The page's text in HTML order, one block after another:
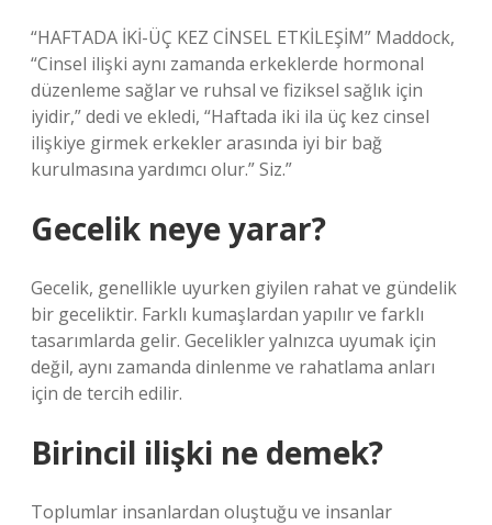
“HAFTADA İKİ-ÜÇ KEZ CİNSEL ETKİLEŞİM” Maddock,
“Cinsel ilişki aynı zamanda erkeklerde hormonal
düzenleme sağlar ve ruhsal ve fiziksel sağlık için
iyidir,” dedi ve ekledi, “Haftada iki ila üç kez cinsel
ilişkiye girmek erkekler arasında iyi bir bağ
kurulmasına yardımcı olur.” Siz.”
Gecelik neye yarar?
Gecelik, genellikle uyurken giyilen rahat ve gündelik
bir geceliktir. Farklı kumaşlardan yapılır ve farklı
tasarımlarda gelir. Gecelikler yalnızca uyumak için
değil, aynı zamanda dinlenme ve rahatlama anları
için de tercih edilir.
Birincil ilişki ne demek?
Toplumlar insanlardan oluştuğu ve insanlar